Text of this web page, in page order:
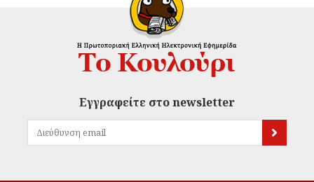
Εγγραφείτε στο newsletter